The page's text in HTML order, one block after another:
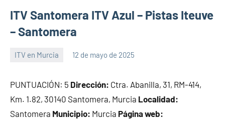
ITV Santomera ITV Azul – Pistas Iteuve
– Santomera
ITV en Murcia 12 de mayo de 2025
PUNTUACIÓN: 5 Dirección: Ctra. Abanilla, 31, RM-414,
Km. 1.82, 30140 Santomera, Murcia Localidad:
Santomera Municipio: Murcia Página web: